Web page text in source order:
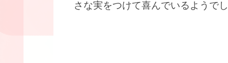
さな実をつけて喜んでいるようで